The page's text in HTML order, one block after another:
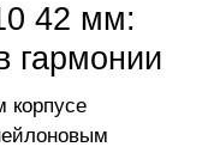
42 мм:
гармонии